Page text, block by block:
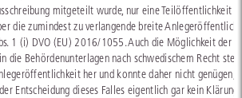
mitgeteilt wurde, nur eine Teilöffentlichkeit
die zumindest zu verlangende breite
1 (i) DVO (EU) 2016/1055. Auch die Möglichkeit der
die Behördenunterlagen nach schwedischem Recht
her und konnte daher nicht genügen,
Entscheidung dieses Falles eigentlich gar kein